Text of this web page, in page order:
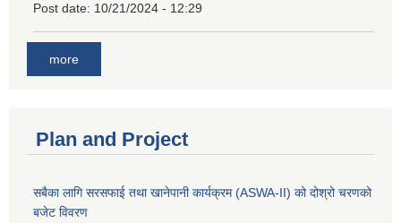
Post date: 10/21/2024 - 12:29
more
Plan and Project
सबैका लागि सरसफाई तथा खानेपानी कार्यक्रम (ASWA-II) को दोश्रो चरणको
बजेट विवरण